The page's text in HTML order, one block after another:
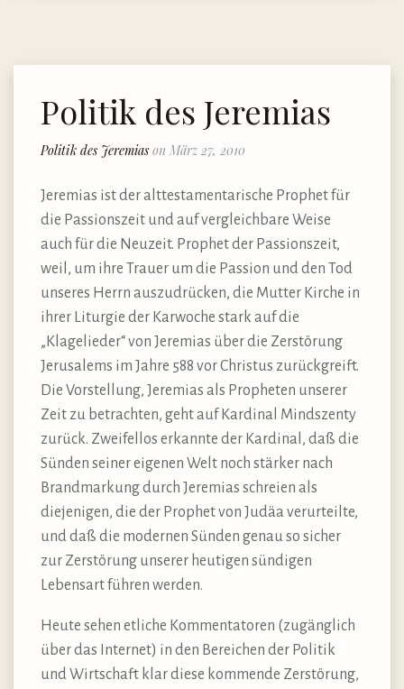
Politik des Jeremias
Politik des Jeremias on März 27, 2010
Jeremias ist der alttestamentarische Prophet für
die Passionszeit und auf vergleichbare Weise
auch für die Neuzeit. Prophet der Passionszeit,
weil, um ihre Trauer um die Passion und den Tod
unseres Herrn auszudrücken, die Mutter Kirche in
ihrer Liturgie der Karwoche stark auf die
„Klagelieder“ von Jeremias über die Zerstörung
Jerusalems im Jahre 588 vor Christus zurückgreift.
Die Vorstellung, Jeremias als Propheten unserer
Zeit zu betrachten, geht auf Kardinal Mindszenty
zurück. Zweifellos erkannte der Kardinal, daß die
Sünden seiner eigenen Welt noch stärker nach
Brandmarkung durch Jeremias schreien als
diejenigen, die der Prophet von Judäa verurteilte,
und daß die modernen Sünden genau so sicher
zur Zerstörung unserer heutigen sündigen
Lebensart führen werden.
Heute sehen etliche Kommentatoren (zugänglich
über das Internet) in den Bereichen der Politik
und Wirtschaft klar diese kommende Zerstörung,